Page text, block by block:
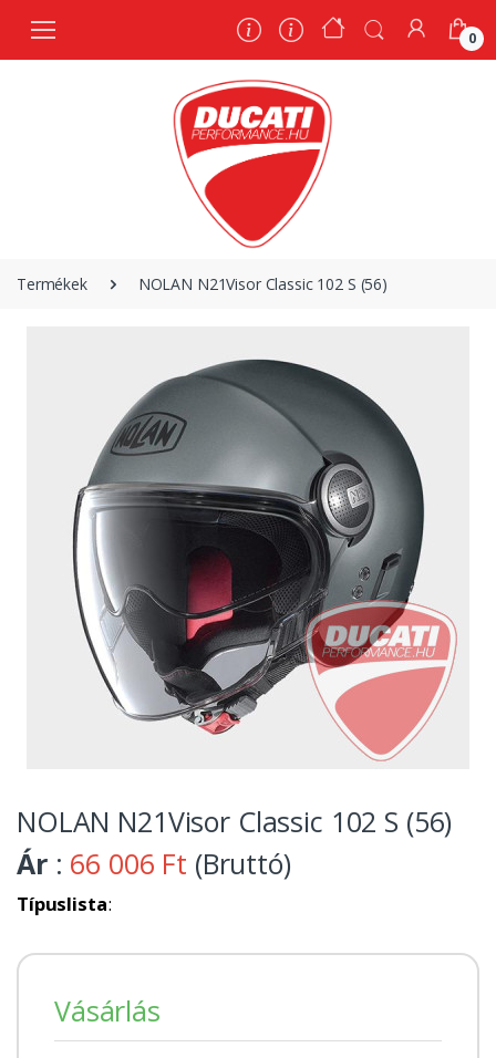
0
Termékek NOLAN N21Visor Classic 102 S (56)
NOLAN N21Visor Classic 102 S (56)
Ár : 66 006 Ft (Bruttó)
Típuslista:
Vásárlás
0